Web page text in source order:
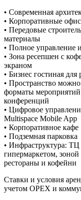
• Современная
• Корпоративные
• Передовые
материалы
• Полное управление
• Зона ресепшен с
экраном
• Бизнес гостиная
• Пространство
форматы мероприятий
конференций
• Цифровое
Multispace Mobile App
• Корпоративное кафе
• Подземная парковка
• Инфраструктура:
гипермаркетом,
рестораны и кофейни
Ставки и условия
учетом ОРЕХ и